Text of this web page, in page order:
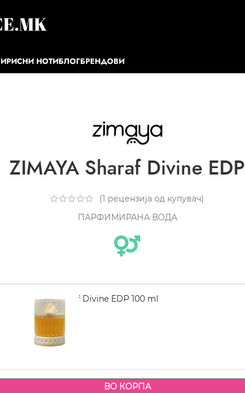
НОТИБЛОГБРЕНДОВИ
ZIMAYA Sharaf Divine EDP
(1 рецензија од купувач)
ПАРФИМИРАНА ВОДА
ZIMAYA Sharaf Divine EDP 100 ml
2.110,00
ВО КОРПА